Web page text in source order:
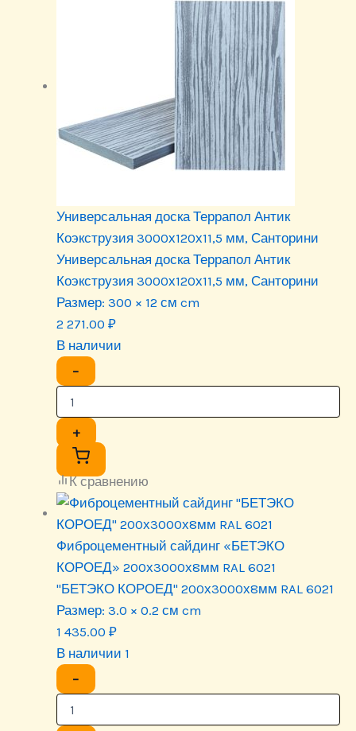
Универсальная доска Террапол Антик
Коэкструзия 3000х120х11,5 мм, Санторини
Универсальная доска Террапол Антик
Коэкструзия 3000х120х11,5 мм, Санторини
Размер: 300 × 12 см cm
2 271.00 ₽
В наличии
−
+
К сравнению
Фиброцементный сайдинг «БЕТЭКО
КОРОЕД» 200х3000х8мм RAL 6021
"БЕТЭКО КОРОЕД" 200х3000х8мм RAL 6021
Размер: 3.0 × 0.2 см cm
1 435.00 ₽
В наличии 1
−